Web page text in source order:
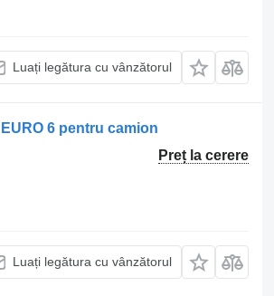
Luați legătura cu vânzătorul
6 pentru camion
Preț la cerere
Luați legătura cu vânzătorul